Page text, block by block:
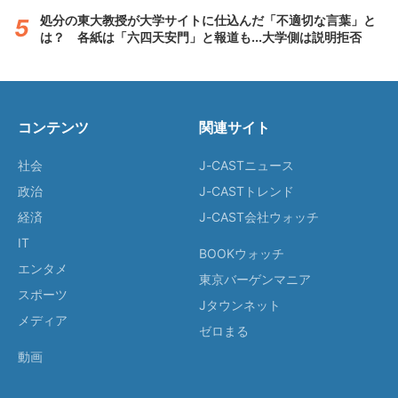
処分の東大教授が大学サイトに仕込んだ「不適切な言葉」と
は？ 各紙は「六四天安門」と報道も...大学側は説明拒否
コンテンツ
社会
政治
経済
IT
エンタメ
スポーツ
メディア
動画
関連サイト
J-CASTニュース
J-CASTトレンド
J-CAST会社ウォッチ
BOOKウォッチ
東京バーゲンマニア
Jタウンネット
ゼロまる